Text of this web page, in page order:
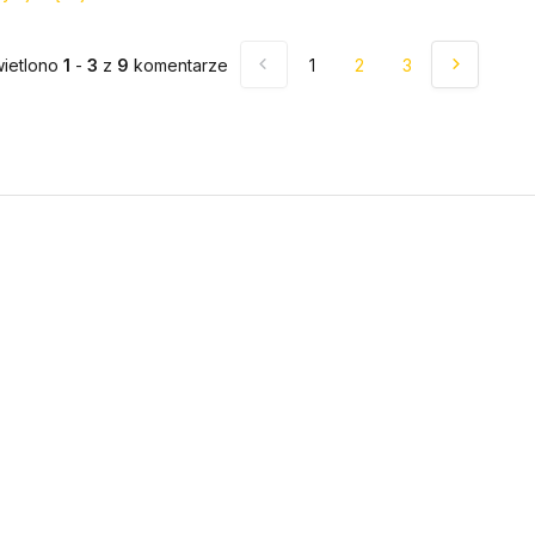
1 - 3 z 9 komentarze 1 2 3